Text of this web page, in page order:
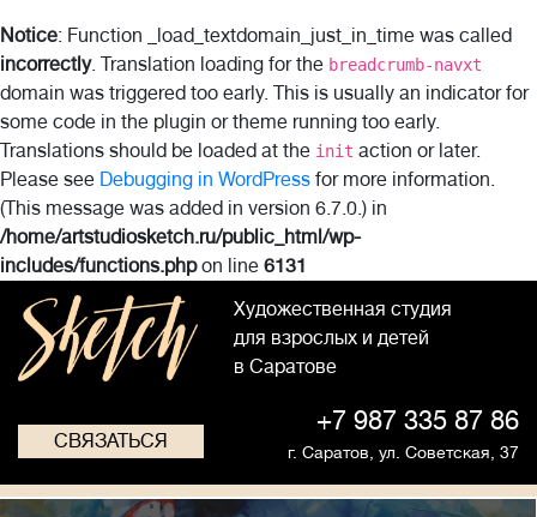
Notice: Function _load_textdomain_just_in_time was called
incorrectly. Translation loading for the breadcrumb-navxt
domain was triggered too early. This is usually an indicator for
some code in the plugin or theme running too early.
Translations should be loaded at the init action or later.
Please see Debugging in WordPress for more information.
(This message was added in version 6.7.0.) in
/home/artstudiosketch.ru/public_html/wp-
includes/functions.phpon line 6131
Художественная студия
для взрослых и детей
в Саратове
СВЯЗАТЬСЯ
+7 987 335 87 86
г. Саратов, ул. Советская, 37